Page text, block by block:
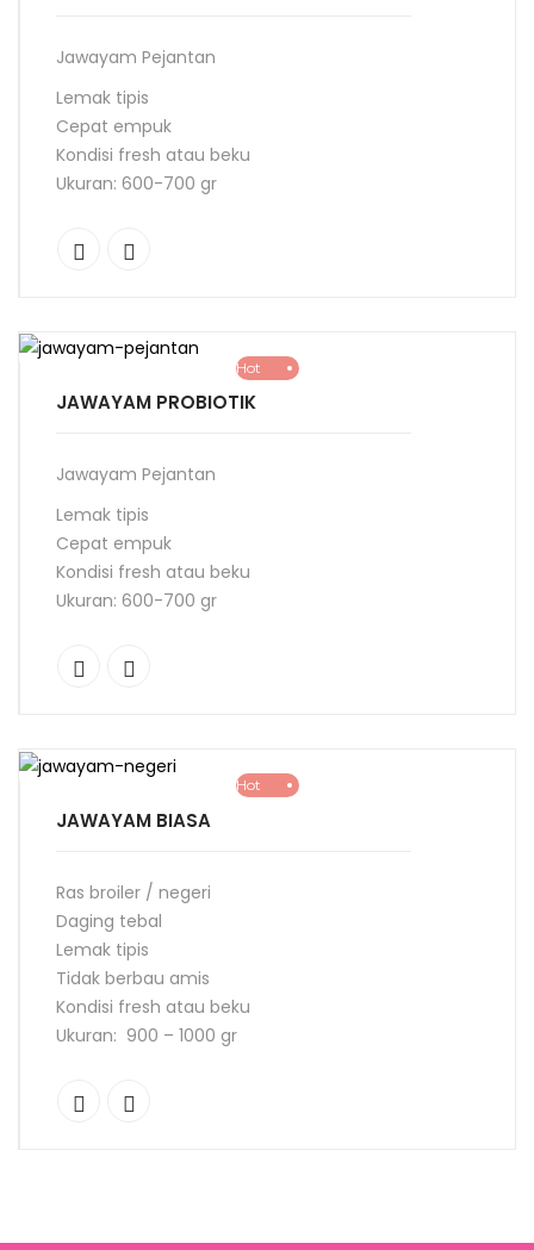
Jawayam Pejantan
Lemak tipis
Cepat empuk
Kondisi fresh atau beku
Ukuran: 600-700 gr
Hot
JAWAYAM PROBIOTIK
Jawayam Pejantan
Lemak tipis
Cepat empuk
Kondisi fresh atau beku
Ukuran: 600-700 gr
Hot
JAWAYAM BIASA
Ras broiler / negeri
Daging tebal
Lemak tipis
Tidak berbau amis
Kondisi fresh atau beku
Ukuran: 900 – 1000 gr